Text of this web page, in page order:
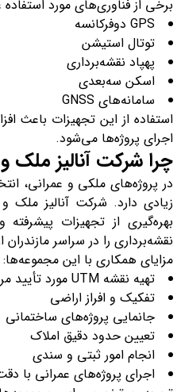
برخی از فناوری‌های مورد استفاده
GPS دوفرکانسه
توتال استیشن
پهپاد نقشه‌برداری
اسکن سه‌بعدی
سامانه‌های GNSS
استفاده از این تجهیزات
اجرای پروژه‌ها می‌شود.
چرا شرکت آنالیز ملک
در پروژه‌های ملکی و عمرانی،
زیادی دارد. شرکت آنالیز
بهره‌گیری از تجهیزات
نقشه‌برداری را در سراسر
مزایای همکاری با این مجموعه‌ها:
تهیه نقشه UTM مورد تأیید مراجع قانونی
تفکیک و افراز اراضی
جانمایی پروژه‌های ساختمانی
تعیین حدود دقیق املاک
انجام امور ثبتی و سندی
اجرای پروژه‌های عمرانی با